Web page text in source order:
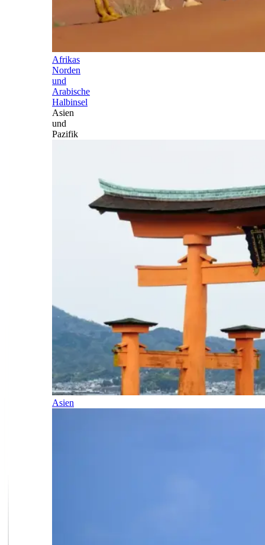
Afrikas
Norden
und
Arabische
Halbinsel
Asien
und
Pazifik
Asien